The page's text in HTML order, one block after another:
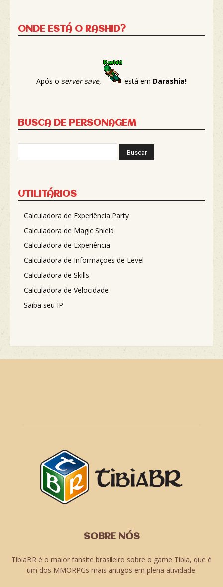
ONDE ESTÁ O RASHID?
Após o server save, está em Darashia!
BUSCA DE PERSONAGEM
UTILITÁRIOS
Calculadora de Experiência Party
Calculadora de Magic Shield
Calculadora de Experiência
Calculadora de Informações de Level
Calculadora de Skills
Calculadora de Velocidade
Saiba seu IP
SOBRE NÓS
TibiaBR é o maior fansite brasileiro sobre o game Tibia, que é
um dos MMORPGs mais antigos em plena atividade.